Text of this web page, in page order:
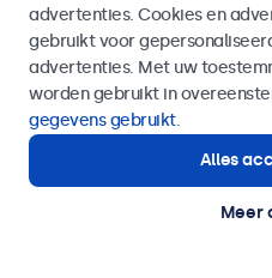
19 Inch Touchscreen
Artikelnummer:19HB9M/U1
Of bel ons op
Hulp of advies nodig?
Direct contact met een
advertenties. Cookies en
gebruikt voor
advertenties. Met uw
worden gebruikt in
gegevens gebruikt.
Alles
Meer